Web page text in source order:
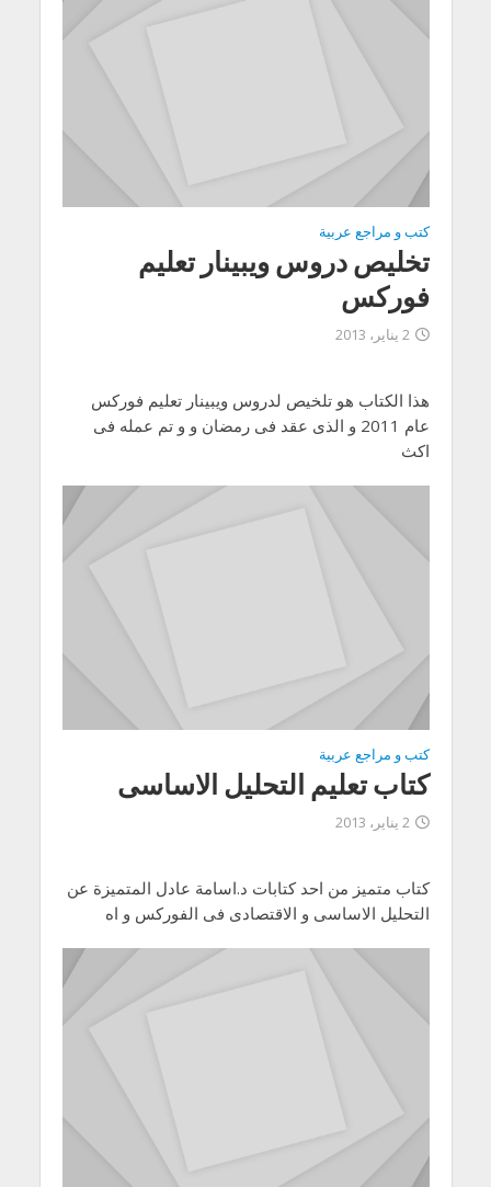
كتب و مراجع عربية
تخليص دروس ويبينار تعليم
فوركس
2 يناير، 2013
هذا الكتاب هو تلخيص لدروس ويبينار تعليم فوركس
عام 2011 و الذى عقد فى رمضان و و تم عمله فى
اكث
كتب و مراجع عربية
كتاب تعليم التحليل الاساسى
2 يناير، 2013
كتاب متميز من احد كتابات د.اسامة عادل المتميزة عن
التحليل الاساسى و الاقتصادى فى الفوركس و اه